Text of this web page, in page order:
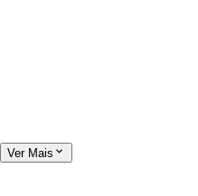
Ver Mais